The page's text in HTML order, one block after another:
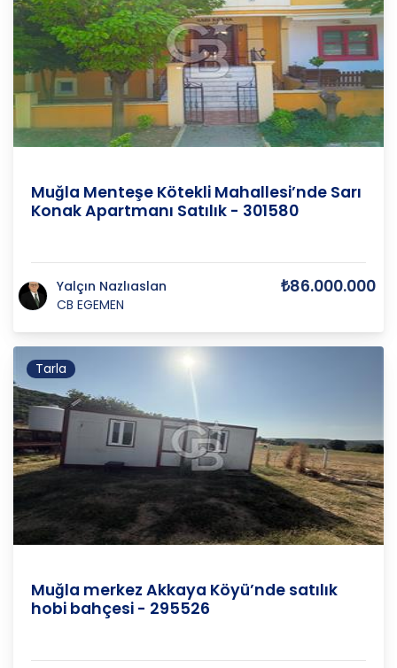
Muğla Menteşe Kötekli Mahallesi’nde Sarı
Konak Apartmanı Satılık - 301580
Yalçın Nazlıaslan
CB EGEMEN
₺86.000.000
Tarla
Muğla merkez Akkaya Köyü’nde satılık
hobi bahçesi - 295526